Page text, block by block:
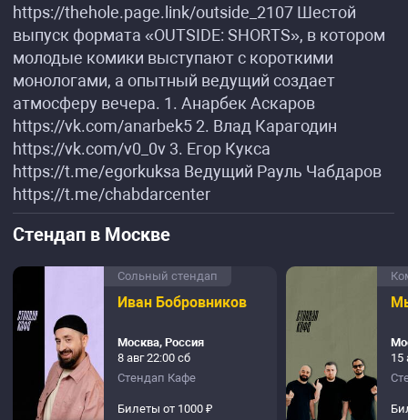
https://thehole.page.link/outside_2107 Шестой
выпуск формата «OUTSIDE: SHORTS», в котором
молодые комики выступают с короткими
монологами, а опытный ведущий создает
атмосферу вечера. 1. Анарбек Аскаров
https://vk.com/anarbek5 2. Влад Карагодин
https://vk.com/v0_0v 3. Егор Кукса
https://t.me/egorkuksa Ведущий Рауль Чабдаров
https://t.me/chabdarcenter
Стендап в Москве
Сольный стендап
Иван Бобровников
Москва, Россия
8 авг 22:00 сб
Стендап Кафе
Билеты от 1000 ₽
15